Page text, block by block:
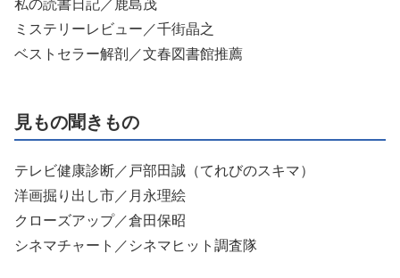
私の読書日記／鹿島茂
ミステリーレビュー／千街晶之
ベストセラー解剖／文春図書館推薦
見もの聞きもの
テレビ健康診断／戸部田誠（てれびのスキマ）
洋画掘り出し市／月永理絵
クローズアップ／倉田保昭
シネマチャート／シネマヒット調査隊